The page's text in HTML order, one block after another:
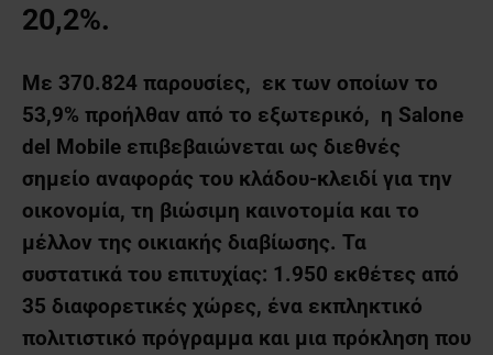
20,2%.
Με 370.824 παρουσίες, εκ των οποίων το
53,9% προήλθαν από το εξωτερικό, η Salone
del Mobile επιβεβαιώνεται ως διεθνές
σημείο αναφοράς του κλάδου-κλειδί για την
οικονομία, τη βιώσιμη καινοτομία και το
μέλλον της οικιακής διαβίωσης. Τα
συστατικά του επιτυχίας: 1.950 εκθέτες από
35 διαφορετικές χώρες, ένα εκπληκτικό
πολιτιστικό πρόγραμμα και μια πρόκληση που